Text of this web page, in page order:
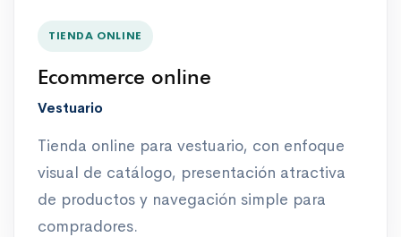
TIENDA ONLINE
Ecommerce online
Vestuario
Tienda online para vestuario, con enfoque
visual de catálogo, presentación atractiva
de productos y navegación simple para
compradores.